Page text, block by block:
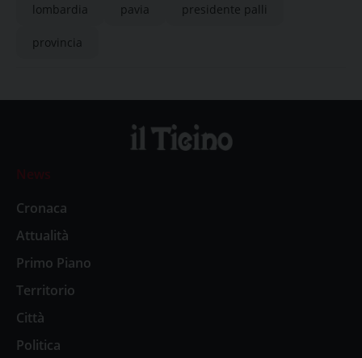
lombardia pavia presidente palli
provincia
News
Cronaca
Attualità
Primo Piano
Territorio
Città
Politica